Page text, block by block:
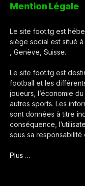
Mention Légale
Le site foot.tg est
siège social est situé
, Genève, Suisse.
Le site foot.tg est
football et les
joueurs, l’économie
autres sports. Les
sont données à titre
conséquence,
sous sa responsabilité
Plus …